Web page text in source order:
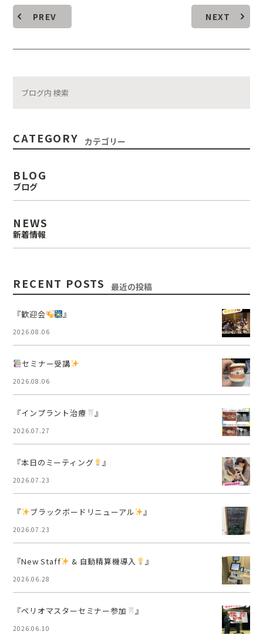
PREV NEXT
CATEGORY カテゴリー
BLOG
ブログ
NEWS
新着情報
RECENT POSTS 最近の投稿
『歓迎会 』
2026.08.06
セミナー受講
2026.08.06
『インプラント治療 』
2026.07.27
『本日のミーティング 』
2026.07.23
『 ブラックボードリニューアル 』
2026.07.23
『New Staff & 自動精算機導入 』
2026.06.28
『ペリオマスターセミナー参加 』
2026.06.10